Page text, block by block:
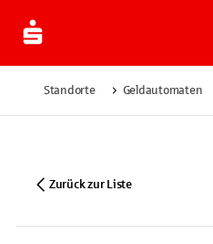
Standorte Geldautomaten
Zurück zur Liste